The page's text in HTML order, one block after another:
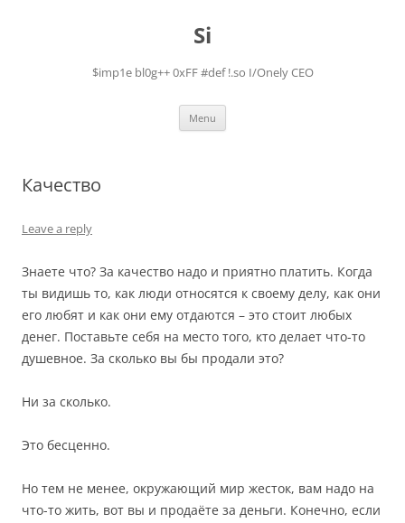
Si
$imp1e bl0g++ 0xFF #def !.so I/Onely CEO
Menu
Качество
Leave a reply
Знаете что? За качество надо и приятно платить. Когда
ты видишь то, как люди относятся к своему делу, как они
его любят и как они ему отдаются – это стоит любых
денег. Поставьте себя на место того, кто делает что-то
душевное. За сколько вы бы продали это?
Ни за сколько.
Это бесценно.
Но тем не менее, окружающий мир жесток, вам надо на
что-то жить, вот вы и продаёте за деньги. Конечно, если